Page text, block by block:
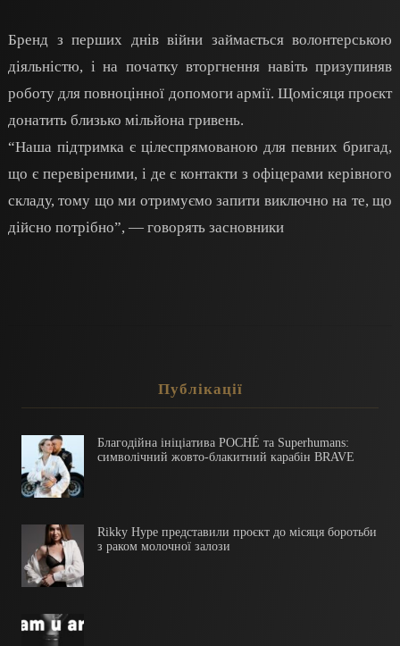
Бренд з перших днів війни займається волонтерською
діяльністю, і на початку вторгнення навіть призупиняв
роботу для повноцінної допомоги армії. Щомісяця проєкт
донатить близько мільйона гривень.
“Наша підтримка є цілеспрямованою для певних бригад,
що є перевіреними, і де є контакти з офіцерами керівного
складу, тому що ми отримуємо запити виключно на те, що
дійсно потрібно”, — говорять засновники
Публікації
Благодійна ініціатива POCHÉ та Superhumans:
символічний жовто-блакитний карабін BRAVE
Rikky Hype представили проєкт до місяця боротьби
з раком молочної залози